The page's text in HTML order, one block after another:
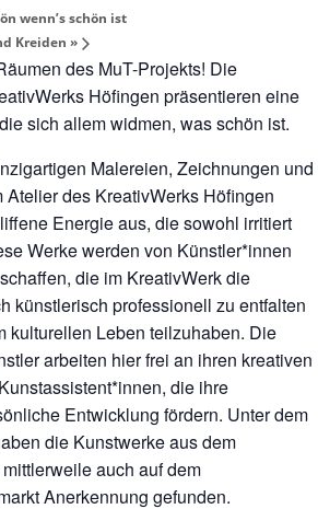
wenn’s schön ist
Kreiden »
des MuT-Projekts! Die
Höfingen präsentieren eine
sich allem widmen, was schön ist.
Malereien, Zeichnungen und
des KreativWerks Höfingen
Energie aus, die sowohl irritiert
Werke werden von Künstler*innen
die im KreativWerk die
künstlerisch professionell zu entfalten
kulturellen Leben teilzuhaben. Die
arbeiten hier frei an ihren kreativen
die ihre
Entwicklung fördern. Unter dem
die Kunstwerke aus dem
auch auf dem
Anerkennung gefunden.